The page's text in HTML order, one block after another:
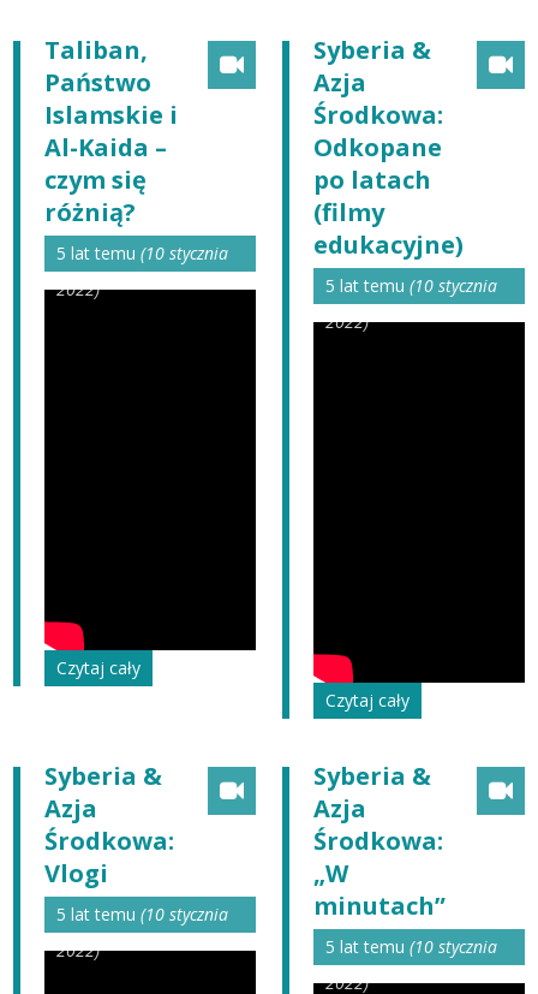
Taliban,
Państwo
Islamskie i
Al-Kaida –
czym się
różnią?
5 lat temu(10 stycznia
2022)
Czytaj cały
Syberia &
Azja
Środkowa:
Odkopane
po latach
(filmy
edukacyjne)
5 lat temu (10 stycznia
2022)
Czytaj cały
Syberia &
Azja
Środkowa:
Vlogi
5 lat temu(10 stycznia
2022)
Syberia &
Azja
Środkowa:
„W
minutach”
5 lat temu (10 stycznia
2022)